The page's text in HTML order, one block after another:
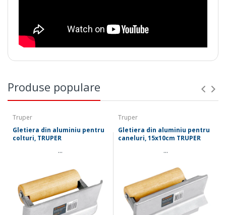
Produse populare
Truper
Gletiera din aluminiu pentru
colturi, TRUPER
...
Truper
Gletiera din aluminiu pentru
caneluri, 15x10cm TRUPER
...